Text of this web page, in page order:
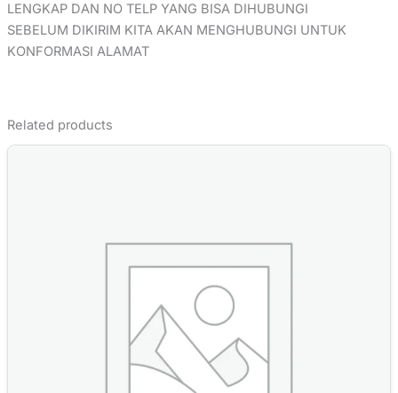
LENGKAP DAN NO TELP YANG BISA DIHUBUNGI
SEBELUM DIKIRIM KITA AKAN MENGHUBUNGI UNTUK
KONFORMASI ALAMAT
Related products